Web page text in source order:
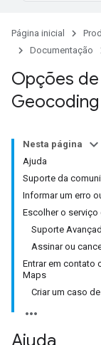
Página inicial
Documentação
Opções
Geocoding
Nesta página
Ajuda
Suporte da
Informar um erro
Escolher o
Suporte
Assinar ou
Entrar em contato
Maps
Criar um caso
Ajuda